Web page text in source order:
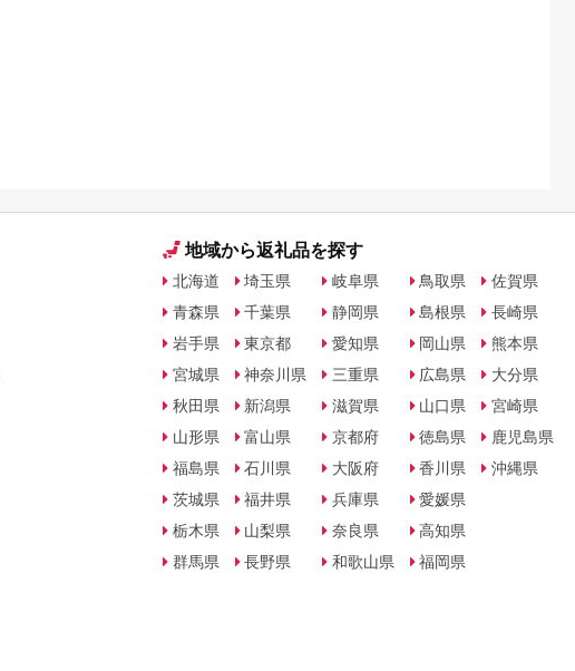
地域から返礼品を探す
北海道
青森県
岩手県
宮城県
秋田県
山形県
福島県
茨城県
栃木県
群馬県
埼玉県
千葉県
東京都
神奈川県
新潟県
富山県
石川県
福井県
山梨県
長野県
岐阜県
静岡県
愛知県
三重県
滋賀県
京都府
大阪府
兵庫県
奈良県
和歌山県
鳥取県
島根県
岡山県
広島県
山口県
徳島県
香川県
愛媛県
高知県
福岡県
佐賀県
長崎県
熊本県
大分県
宮崎県
鹿児島県
沖縄県